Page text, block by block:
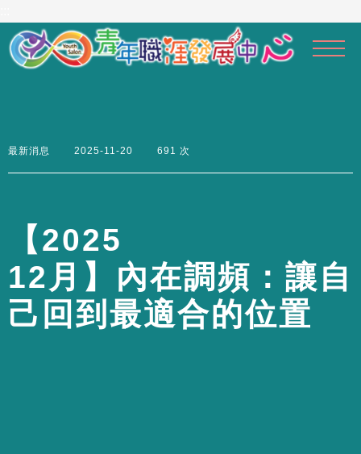
主
要
最新消息 2025-11-20 691 次
【 2025
12 月 】 內在調頻 ： 讓自
己 回 到 最適合的位置